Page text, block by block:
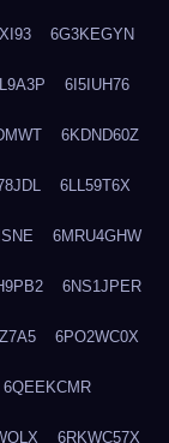
6G3KEGYN
6I5IUH76
6KDND60Z
6LL59T6X
6MRU4GHW
6NS1JPER
6PO2WC0X
6QEEKCMR
6RKWC57X